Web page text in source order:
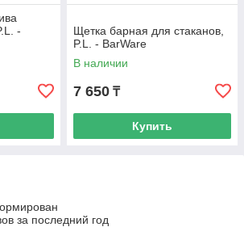
-
Щетка барная для стаканов,
P.L. - BarWare
В наличии
7 650 ₸
Купить
за последний год